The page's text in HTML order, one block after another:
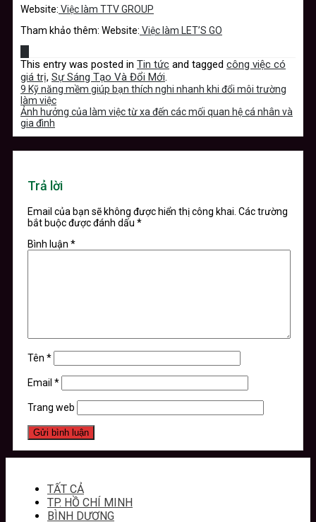
Website: Việc làm TTV GROUP
Tham khảo thêm: Website: Việc làm LET’S GO
This entry was posted in Tin tức and tagged công việc có
giá trị, Sự Sáng Tạo Và Đổi Mới.
9 Kỹ năng mềm giúp bạn thích nghi nhanh khi đổi môi trường
làm việc
Ảnh hưởng của làm việc từ xa đến các mối quan hệ cá nhân và
gia đình
Trả lời
Email của bạn sẽ không được hiển thị công khai. Các trường
bắt buộc được đánh dấu *
Bình luận *
Tên *
Email *
Trang web
TẤT CẢ
TP. HỒ CHÍ MINH
BÌNH DƯƠNG